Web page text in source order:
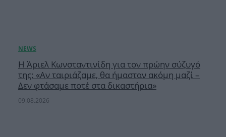
Η Άριελ Κωνσταντινίδη για τον πρώην σύζυγό
της: «Αν ταιριάζαμε, θα ήμασταν ακόμη μαζί –
Δεν φτάσαμε ποτέ στα δικαστήρια»
09.08.2026